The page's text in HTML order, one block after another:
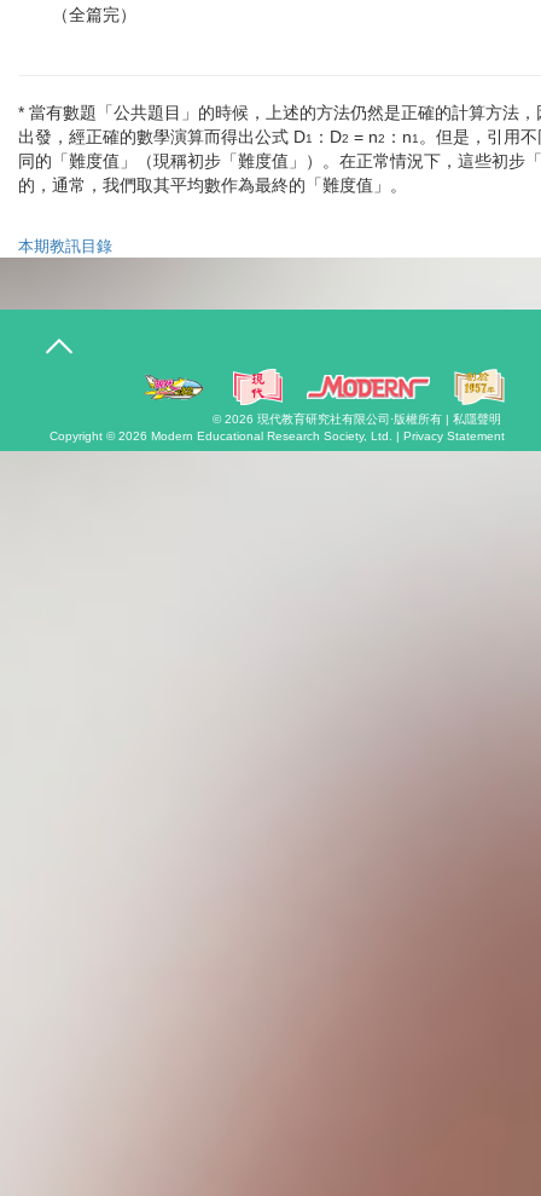
（全篇完）
* 當有數題「公共題目」的時候，上述的方法仍然是正確的計算方法
出發，經正確的數學演算而得出公式 D1 ：D2 = n2 ：n1 。但是，引用
同的「難度值」（現稱初步「難度值」）。在正常情況下，這些初步
的，通常，我們取其平均數作為最終的「難度值」。
本期教訊目錄
T
n
© 2026 現代教育研究社有限公司 ·版權所有 | 私隱聲明
Copyright © 2026 Modern Educational Research Society, Ltd. | Privacy Statement